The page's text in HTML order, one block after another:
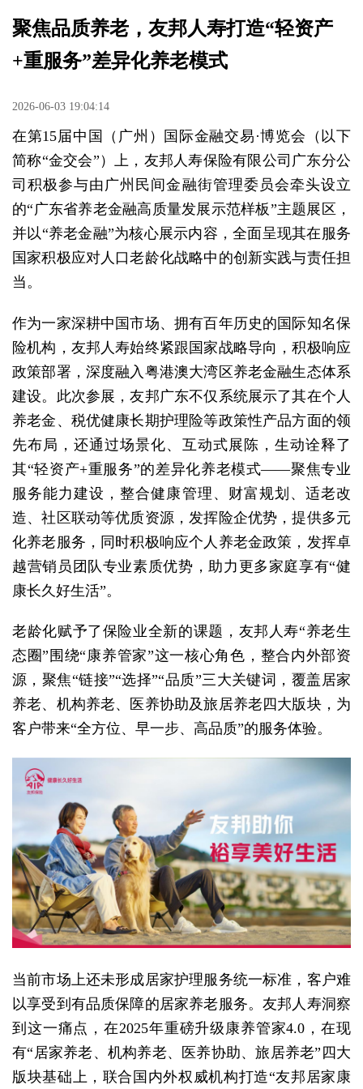
聚焦品质养老，友邦人寿打造“轻资产
+重服务”差异化养老模式
2026-06-03 19:04:14
在第15届中国（广州）国际金融交易·博览会（以下
简称“金交会”）上，友邦人寿保险有限公司广东分公
司积极参与由广州民间金融街管理委员会牵头设立
的“广东省养老金融高质量发展示范样板”主题展区，
并以“养老金融”为核心展示内容，全面呈现其在服务
国家积极应对人口老龄化战略中的创新实践与责任担
当。
作为一家深耕中国市场、拥有百年历史的国际知名保
险机构，友邦人寿始终紧跟国家战略导向，积极响应
政策部署，深度融入粤港澳大湾区养老金融生态体系
建设。此次参展，友邦广东不仅系统展示了其在个人
养老金、税优健康长期护理险等政策性产品方面的领
先布局，还通过场景化、互动式展陈，生动诠释了
其“轻资产+重服务”的差异化养老模式——聚焦专业
服务能力建设，整合健康管理、财富规划、适老改
造、社区联动等优质资源，发挥险企优势，提供多元
化养老服务，同时积极响应个人养老金政策，发挥卓
越营销员团队专业素质优势，助力更多家庭享有“健
康长久好生活”。
老龄化赋予了保险业全新的课题，友邦人寿“养老生
态圈”围绕“康养管家”这一核心角色，整合内外部资
源，聚焦“链接”“选择”“品质”三大关键词，覆盖居家
养老、机构养老、医养协助及旅居养老四大版块，为
客户带来“全方位、早一步、高品质”的服务体验。
当前市场上还未形成居家护理服务统一标准，客户难
以享受到有品质保障的居家养老服务。友邦人寿洞察
到这一痛点，在2025年重磅升级康养管家4.0，在现
有“居家养老、机构养老、医养协助、旅居养老”四大
版块基础上，联合国内外权威机构打造“友邦居家康